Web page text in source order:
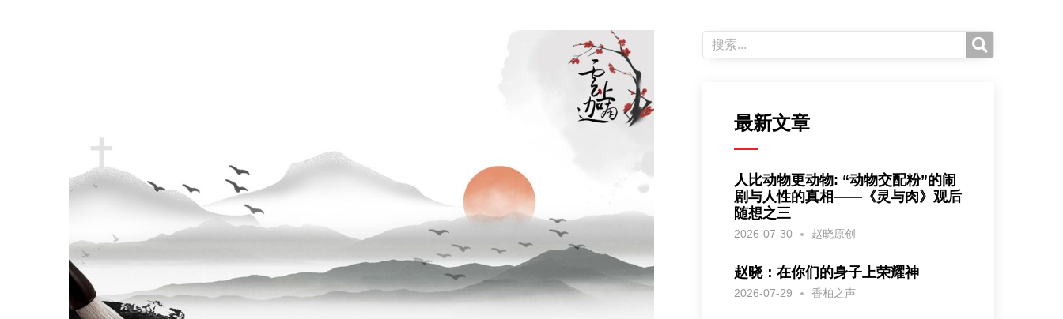
最新文章
人比动物更动物: “动物交配粉”的闹
剧与人性的真相——《灵与肉》观后
随想之三
2026-07-30 赵晓原创
赵晓：在你们的身子上荣耀神
2026-07-29 香柏之声